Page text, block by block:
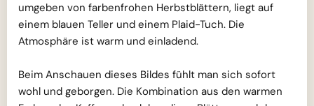
umgeben von farbenfrohen Herbstblättern, liegt auf
einem blauen Teller und einem Plaid-Tuch. Die
Atmosphäre ist warm und einladend.
Beim Anschauen dieses Bildes fühlt man sich sofort
wohl und geborgen. Die Kombination aus den warmen